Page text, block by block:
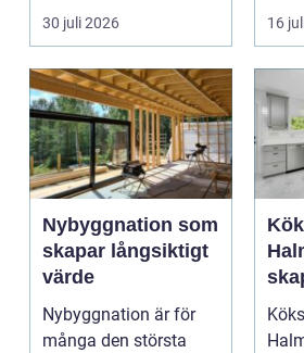
spolas, vattnet rinner
undan ...
30 juli 2026
o...
16
Nybyggnation som
skapar långsiktigt
värde
Nybyggnation är för
många den största